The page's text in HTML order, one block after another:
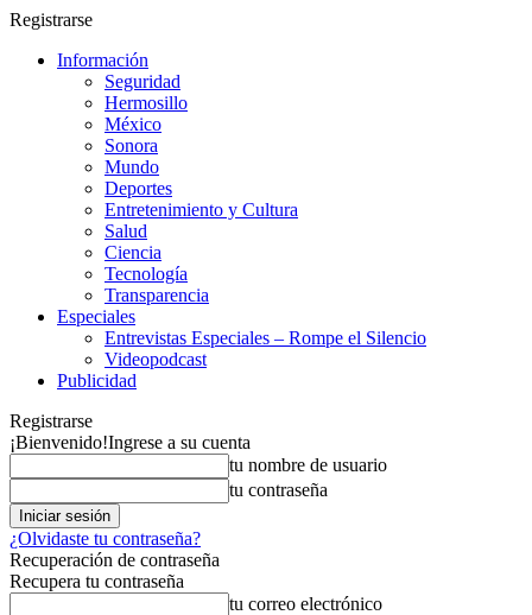
Registrarse
Información
Seguridad
Hermosillo
México
Sonora
Mundo
Deportes
Entretenimiento y Cultura
Salud
Ciencia
Tecnología
Transparencia
Especiales
Entrevistas Especiales – Rompe el Silencio
Videopodcast
Publicidad
Registrarse
¡Bienvenido!Ingrese a su cuenta
tu nombre de usuario
tu contraseña
¿Olvidaste tu contraseña?
Recuperación de contraseña
Recupera tu contraseña
tu correo electrónico